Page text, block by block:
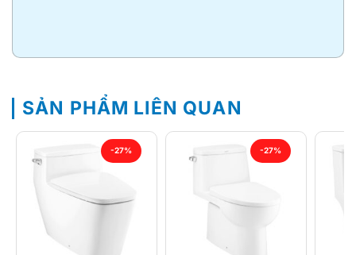
SẢN PHẨM LIÊN QUAN
-27% -27%